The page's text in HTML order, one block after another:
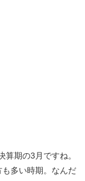
期の3月ですね。
多い時期。なんだ